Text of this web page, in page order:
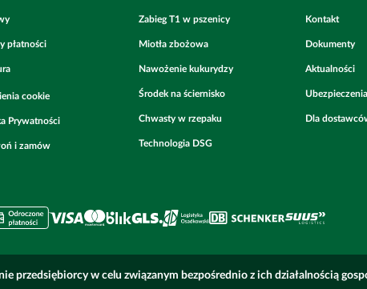
płatności
cookie
Prywatności
i zamów
Zabieg T1 w pszenicy
Miotła zbożowa
Nawożenie kukurydzy
Środek na ściernisko
Chwasty w rzepaku
Technologia DSG
Kontakt
Dokumenty
Aktualności
Dla
przedsiębiorcy w celu związanym bezpośrednio z ich działalnością